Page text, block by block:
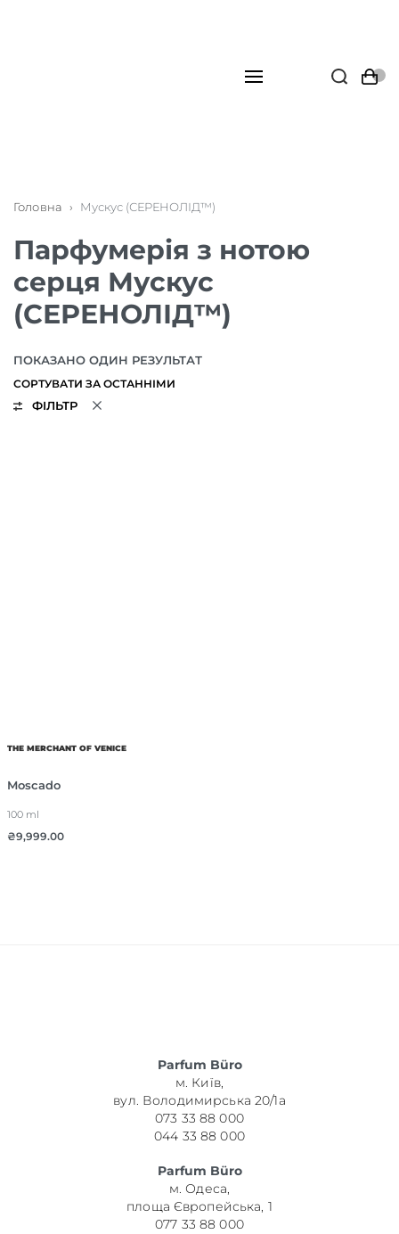
Головна › Мускус (СЕРЕНОЛІД™)
Парфумерія з нотою
серця Мускус
(СЕРЕНОЛІД™)
ПОКАЗАНО ОДИН РЕЗУЛЬТАТ
ФІЛЬТР
THE MERCHANT OF VENICE
Moscado
100 ml
₴9,999.00
Parfum Büro
м. Київ,
вул. Володимирська 20/1а
073 33 88 000
044 33 88 000
Parfum Büro
м. Одеса,
площа Європейська, 1
077 33 88 000